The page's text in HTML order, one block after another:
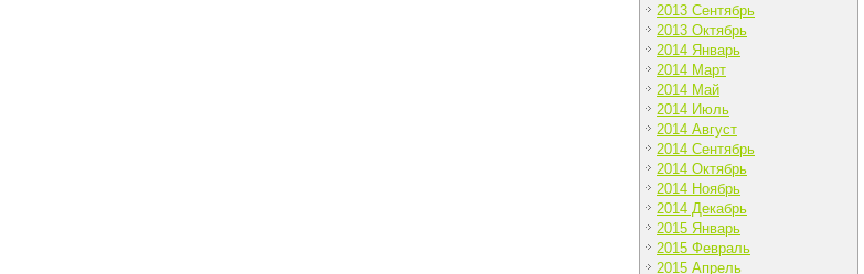
2013 Сентябрь
2013 Октябрь
2014 Январь
2014 Март
2014 Май
2014 Июль
2014 Август
2014 Сентябрь
2014 Октябрь
2014 Ноябрь
2014 Декабрь
2015 Январь
2015 Февраль
2015 Апрель